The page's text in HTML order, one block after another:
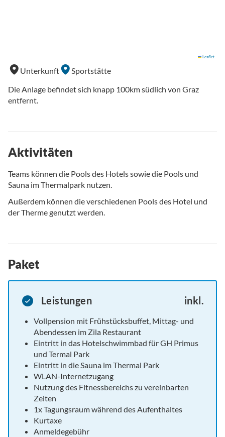
Leaflet
Unterkunft
Sportstätte
Die Anlage befindet sich knapp 100km südlich von Graz
entfernt.
Aktivitäten
Teams können die Pools des Hotels sowie die Pools und
Sauna im Thermalpark nutzen.
Außerdem können die verschiedenen Pools des Hotel und
der Therme genutzt werden.
Paket
Leistungen inkl.
Vollpension mit Frühstücksbuffet, Mittag- und
Abendessen im Zila Restaurant
Eintritt in das Hotelschwimmbad für GH Primus
und Termal Park
Eintritt in die Sauna im Thermal Park
WLAN-Internetzugang
Nutzung des Fitnessbereichs zu vereinbarten
Zeiten
1x Tagungsraum während des Aufenthaltes
Kurtaxe
Anmeldegebühr